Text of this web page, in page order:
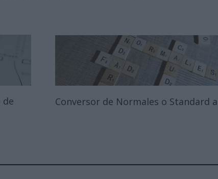
de
Conversor de Normales o Standard a